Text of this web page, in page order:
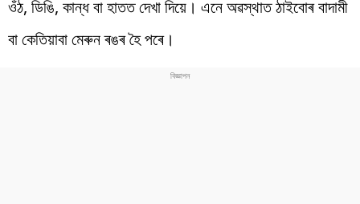
ওঁঠ, ডিঙি, কান্ধ বা হাতত দেখা দিয়ে। এনে অৱস্থাত ঠাইবোৰ বাদামী
বা কেতিয়াবা মেৰুন ৰঙৰ হৈ পৰে।